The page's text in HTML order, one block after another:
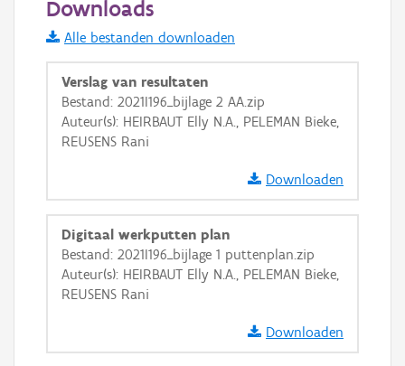
Informatie Vlaanderen
i
+ −
Basis Lagen
OSM-Basiskaart
GRB-Basiskaart
Downloads
Alle bestanden downloaden
Verslag van resultaten
Bestand: 2021I196_bijlage 2 AA.zip
Auteur(s): HEIRBAUT Elly N.A., PELEMAN Bieke,
REUSENS Rani
Downloaden
Digitaal werkputten plan
Bestand: 2021I196_bijlage 1 puttenplan.zip
Auteur(s): HEIRBAUT Elly N.A., PELEMAN Bieke,
REUSENS Rani
Downloaden